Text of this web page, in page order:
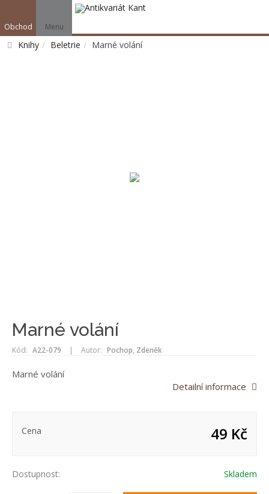
Obchod Menu
Knihy Beletrie Marné volání
Marné volání
Kód: A22-079 | Autor: Pochop, Zdeněk
Marné volání
Detailní informace
Cena 49 Kč
Dostupnost: Skladem